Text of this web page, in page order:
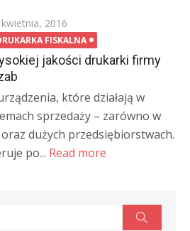
2016
FISKALNA
jakości drukarki firmy
które działają w
sprzedaży – zarówno w
dużych przedsiębiorstwach.
po... Read more